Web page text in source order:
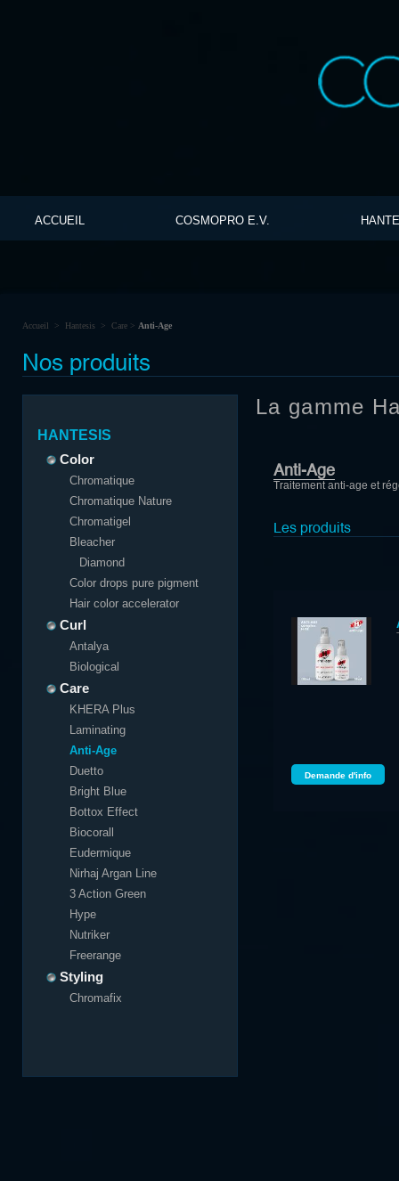
ACCUEIL COSMOPRO E.V.
Accueil > Hantesis > Care > Anti-Age
Nos produits
HANTESIS
Color
Chromatique
Chromatique Nature
Chromatigel
Bleacher
Diamond
Color drops pure pigment
Hair color accelerator
Curl
Antalya
Biological
Care
KHERA Plus
Laminating
Anti-Age
Duetto
Bright Blue
Bottox Effect
Biocorall
Eudermique
Nirhaj Argan Line
3 Action Green
Hype
Nutriker
Freerange
Styling
Chromafix
La gamme
Anti-Age
Traitement anti-age et
Les produits
Demande d'info